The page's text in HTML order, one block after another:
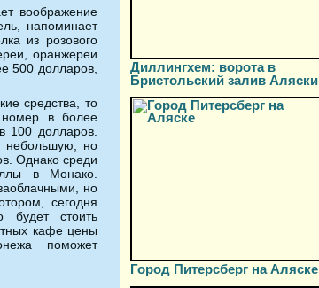
воображение
напоминает
из розового
оранжереи
500 долларов,
средства, то
в более
100 долларов.
небольшую, но
Однако среди
в Монако.
но
сегодня
стоить
кафе цены
поможет
Диллингхем: ворота в
Бристольский залив Аляски
Город Питерсберг на Аляске